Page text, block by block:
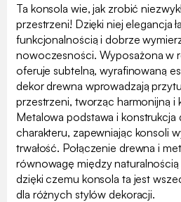
Ta konsola wie, jak zrobić
przestrzeni! Dzięki niej elegancja
funkcjonalnością i dobrze
nowoczesności. Wyposażona w
oferuje subtelną, wyrafinowaną
dekor drewna wprowadzają
przestrzeni, tworząc harmonijną i
Metalowa podstawa i
charakteru, zapewniając konsoli
trwałość. Połączenie drewna i
równowagę między
dzięki czemu konsola ta jest
dla różnych stylów dekoracji.